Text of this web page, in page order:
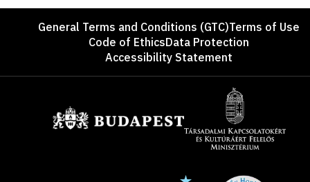
FooterGeneral Terms and Conditions (GTC)Terms of Use
Code of EthicsData Protection
Accessibility Statement